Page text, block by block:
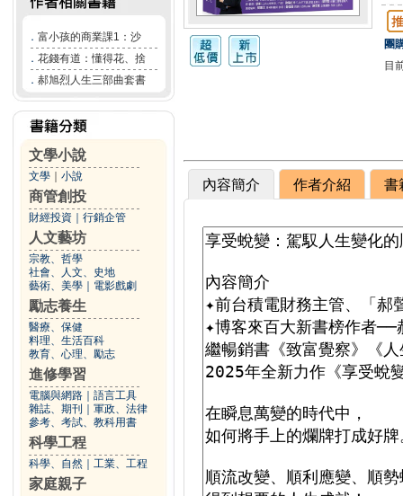
． 富小孩的商業課1：沙
． 花錢有道：懂得花、捨
． 郝旭烈人生三部曲套書
文學小說
文學 小說
商管創投
財經投資 行銷企管
人文藝坊
宗教、哲學
社會、人文、史地
藝術、美學
電影戲劇
勵志養生
醫療、保健
料理、生活百科
教育、心理、勵志
進修學習
電腦與網路
語言工具
雜誌、期刊
軍政、法律
參考、考試、教科用書
科學工程
科學、自然 工業、工程
家庭親子
團
目
內容簡介 作者介紹 書